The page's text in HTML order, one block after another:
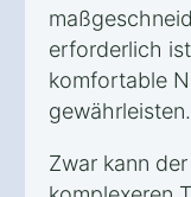
erforderlich
komfortable
gewährleisten.
Zwar kann